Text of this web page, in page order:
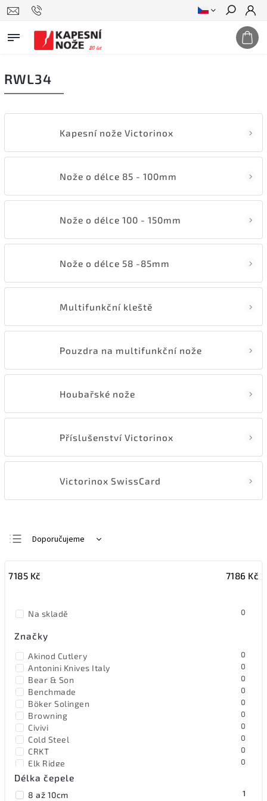
Hledat
RWL34
Kapesní nože Victorinox
Nože o délce 85 - 100mm
Nože o délce 100 - 150mm
Nože o délce 58 -85mm
Multifunkční kleště
Pouzdra na multifunkční nože
Houbařské nože
Příslušenství Victorinox
Victorinox SwissCard
Doporučujeme
Nejdražší
Abecedně
7185 Kč 7186 Kč
Na skladě 0
Značky
Akinod Cutlery 0
Antonini Knives Italy 0
Bear & Son 0
Benchmade 0
Böker Solingen 0
Browning 0
Civivi 0
Cold Steel 0
CRKT 0
Elk Ridge 0
EOS
0
Délka čepele
8 až 10cm 1